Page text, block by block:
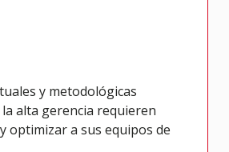
y metodológicas
alta gerencia requieren
optimizar a sus equipos de